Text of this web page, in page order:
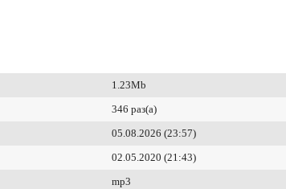
1.23Mb
346 раз(а)
05.08.2026 (23:57)
02.05.2020 (21:43)
mp3